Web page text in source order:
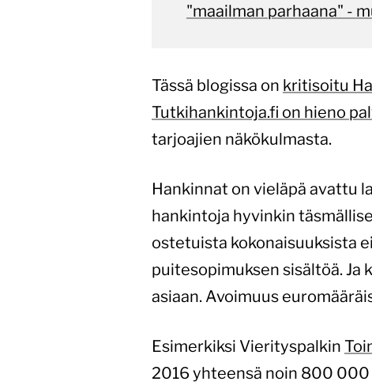
"maailman parhaana" -
Tässä blogissa on kritisoitu
Tutkihankintoja.fi on hieno
tarjoajien näkökulmasta.
Hankinnat on vieläpä avattu
hankintoja hyvinkin
ostetuista kokonaisuuksista
puitesopimuksen sisältöä.
asiaan. Avoimuus
Esimerkiksi Vierityspalkin
2016 yhteensä noin 800 000